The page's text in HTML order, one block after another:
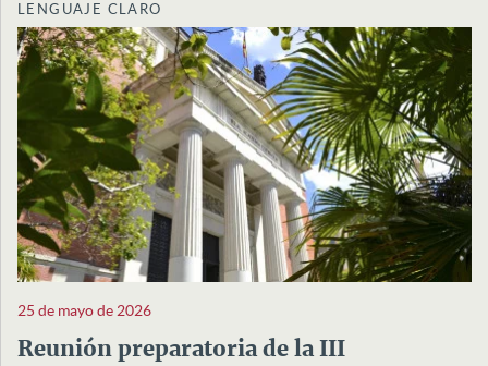
LENGUAJE CLARO
25 de mayo de 2026
Reunión preparatoria de la III